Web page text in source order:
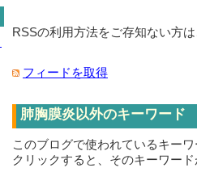
RSSの利用方法をご存知ない方
フィードを取得
肺胸膜炎以外のキーワード
このブログで使われているキー
クリックすると、そのキーワー